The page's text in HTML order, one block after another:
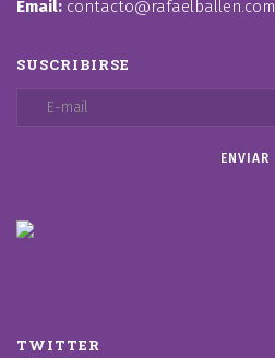
Email: contacto@rafaelballen.com
SUSCRIBIRSE
TWITTER